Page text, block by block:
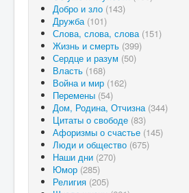
Добро и зло (143)
Дружба (101)
Слова, слова, слова (151)
Жизнь и смерть (399)
Сердце и разум (50)
Власть (168)
Война и мир (162)
Перемены (54)
Дом, Родина, Отчизна (344)
Цитаты о свободе (83)
Афоризмы о счастье (145)
Люди и общество (675)
Наши дни (270)
Юмор (285)
Религия (205)